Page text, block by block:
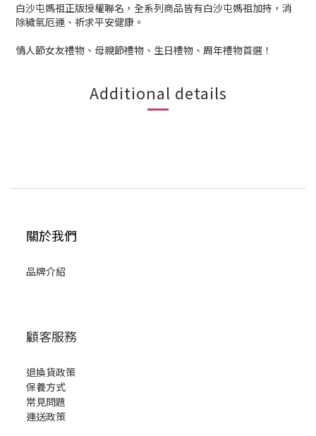
白沙屯媽祖正版授權聯名，全系列商品皆有白沙屯媽祖加持，消
除穢氣厄運、祈求平安健康。
情人節女友禮物、母親節禮物、生日禮物、周年禮物首選！
Additional details
關於我們
品牌介紹
顧客服務
退換貨政策
保養方式
常見問題
運送政策